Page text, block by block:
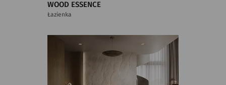
WOOD ESSENCE
Łazienka